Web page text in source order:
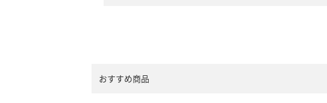
おすすめ商品